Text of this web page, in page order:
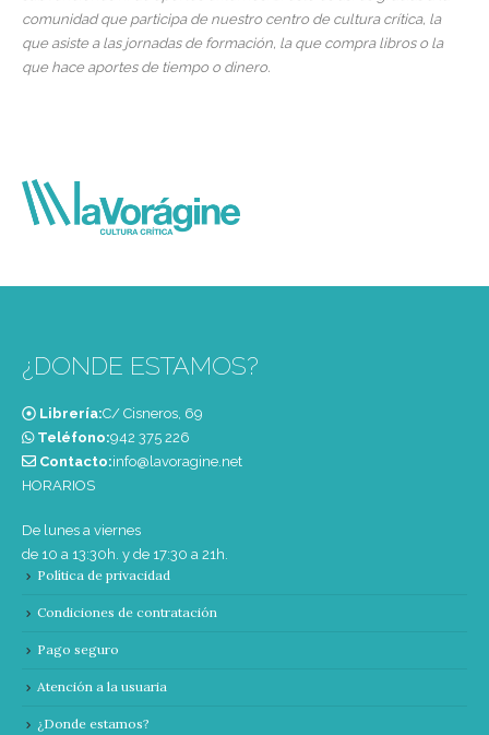
comunidad que participa de nuestro centro de cultura crítica, la
que asiste a las jornadas de formación, la que compra libros o la
que hace aportes de tiempo o dinero.
¿DONDE ESTAMOS?
Librería:C/ Cisneros, 69
Teléfono:‭942 375 226‬
Contacto:info@lavoragine.net
HORARIOS
De lunes a viernes
de 10 a 13:30h. y de 17:30 a 21h.
Política de privacidad
Condiciones de contratación
Pago seguro
Atención a la usuaria
¿Donde estamos?